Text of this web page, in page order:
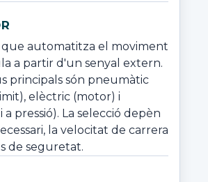
que automatitza el moviment
a partir d'un senyal extern.
principals són pneumàtic
elèctric (motor) i
a pressió). La selecció depèn
la velocitat de carrera
de seguretat.